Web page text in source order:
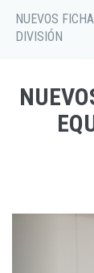
NUEVOS
DIVISIÓN